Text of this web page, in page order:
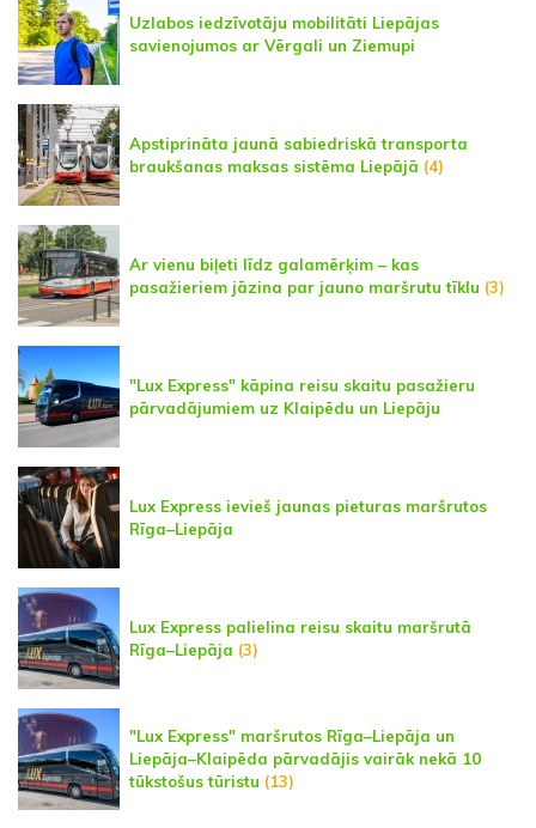
Uzlabos iedzīvotāju mobilitāti Liepājas
savienojumos ar Vērgali un Ziemupi
Apstiprināta jaunā sabiedriskā transporta
braukšanas maksas sistēma Liepājā (4)
Ar vienu biļeti līdz galamērķim – kas
pasažieriem jāzina par jauno maršrutu tīklu (3)
"Lux Express" kāpina reisu skaitu pasažieru
pārvadājumiem uz Klaipēdu un Liepāju
Lux Express ievieš jaunas pieturas maršrutos
Rīga–Liepāja
Lux Express palielina reisu skaitu maršrutā
Rīga–Liepāja (3)
"Lux Express" maršrutos Rīga–Liepāja un
Liepāja–Klaipēda pārvadājis vairāk nekā 10
tūkstošus tūristu (13)